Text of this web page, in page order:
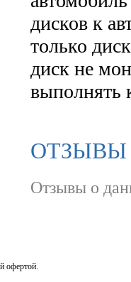
дисков к
только
диск не
выполнять
ОТЗЫВЫ
Отзывы о
офертой.